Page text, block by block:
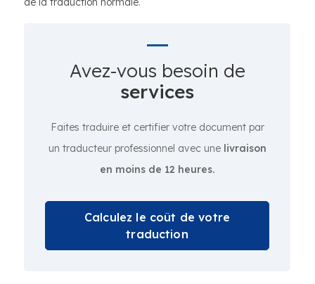
Avez-vous besoin de
services
Faites traduire et certifier votre document par
un traducteur professionnel avec une livraison
en moins de 12 heures.
Calculez le coût de votre
traduction